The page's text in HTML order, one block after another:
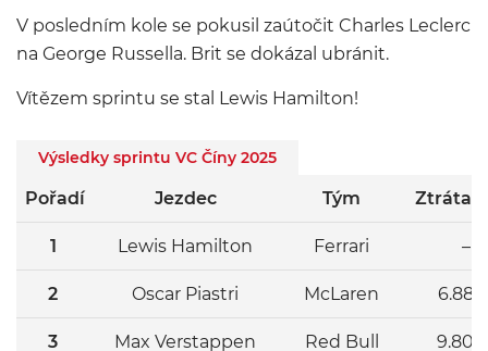
V posledním kole se pokusil zaútočit Charles Leclerc
na George Russella. Brit se dokázal ubránit.
Vítězem sprintu se stal Lewis Hamilton!
Výsledky sprintu VC Číny 2025
Pořadí Jezdec Tým Ztráta
1 Lewis Hamilton Ferrari –
2 Oscar Piastri McLaren
3 Max Verstappen Red Bull